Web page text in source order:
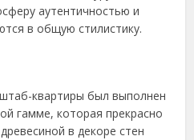
аутентичностью и
в общую стилистику.
квартиры был выполнен
гамме, которая прекрасно
в декоре стен